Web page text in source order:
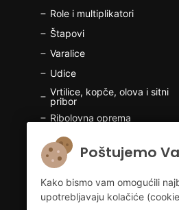
Poštujemo
Kako bismo vam omogućili
upotrebljavaju kolačiće
Role i multiplikatori
Štapovi
Varalice
Udice
Vrtilice, kopče, olova i sitni
pribor
Ribolovna oprema
Brodska elektronika
Odjeća i obuća za ribolov
Lovačka oprema
Odjeća i obuća za lov